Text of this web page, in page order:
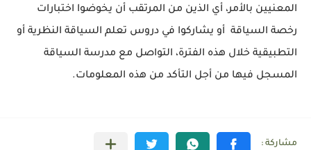
المعنيين بالأمر، أي الذين من المرتقب أن يخوضوا اختبارات
رخصة السياقة أو يشاركوا في دروس تعلم السياقة النظرية أو
التطبيقية خلال هذه الفترة، التواصل مع مدرسة السياقة
المسجل فيها من أجل التأكد من هذه المعلومات.